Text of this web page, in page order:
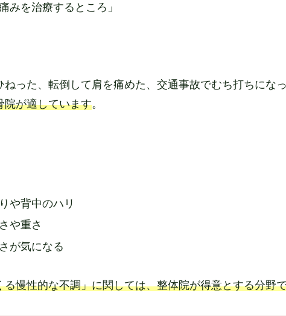
みを治療するところ」
ねった、転倒して肩を痛めた、交通事故でむち打ちにな
院が適しています。
や背中のハリ
や重さ
が気になる
る慢性的な不調」に関しては、整体院が得意とする分野